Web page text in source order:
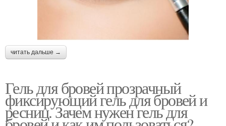
читать дальше →
Гель для бровей прозрачный
фиксирующий гель для бровей и
ресниц. Зачем нужен гель для